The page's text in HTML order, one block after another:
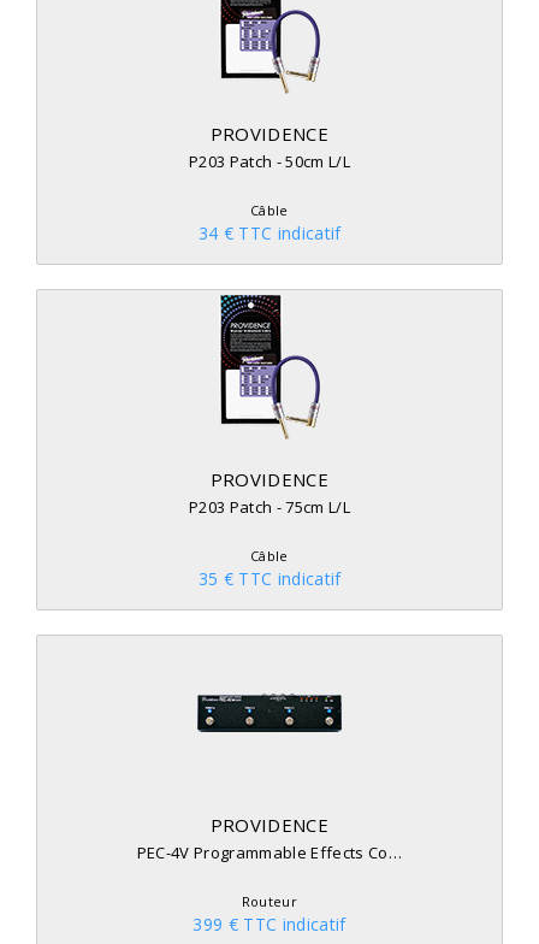
PROVIDENCE
P203 Patch - 50cm L/L
Câble
34 € TTC indicatif
PROVIDENCE
P203 Patch - 75cm L/L
Câble
35 € TTC indicatif
PROVIDENCE
PEC-4V Programmable Effects Co…
Routeur
399 € TTC indicatif